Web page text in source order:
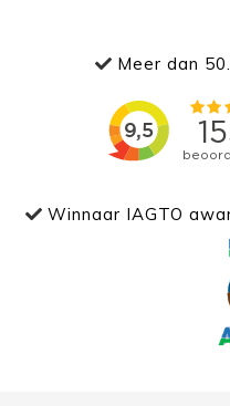
Meer dan
Winnaar IAGTO